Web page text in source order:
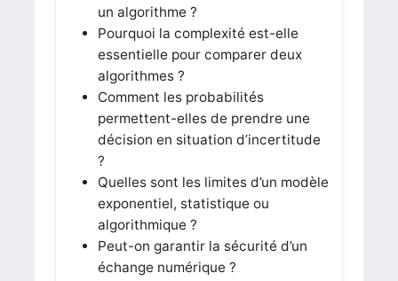
un algorithme ?
Pourquoi la complexité est-elle
essentielle pour comparer deux
algorithmes ?
Comment les probabilités
permettent-elles de prendre une
décision en situation d’incertitude
?
Quelles sont les limites d’un modèle
exponentiel, statistique ou
algorithmique ?
Peut-on garantir la sécurité d’un
échange numérique ?